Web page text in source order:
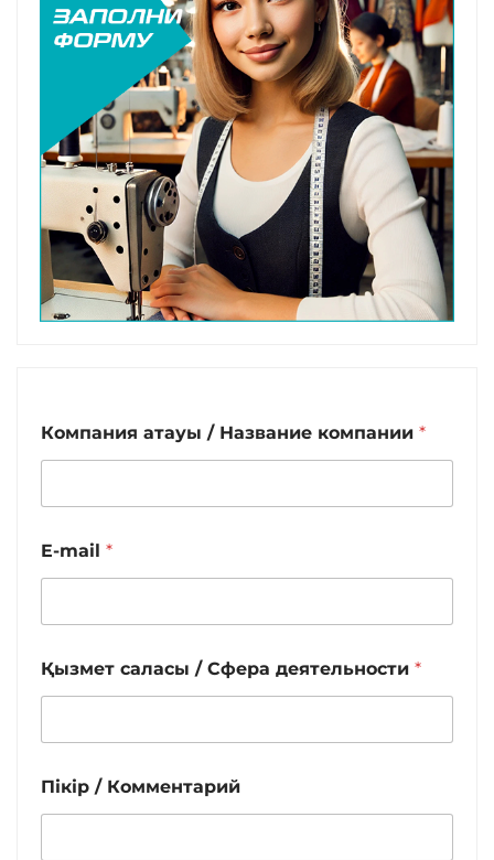
Компания атауы / Название компании *
E-mail *
Қызмет саласы / Сфера деятельности *
Пікір / Комментарий